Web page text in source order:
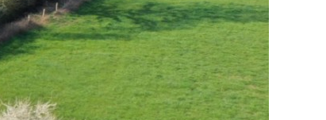
Actueel
Nieuws